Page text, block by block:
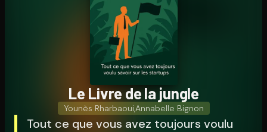
Le Livre de la jungle
Younès Rharbaoui Annabelle Bignon
Tout ce que vous avez toujours voulu